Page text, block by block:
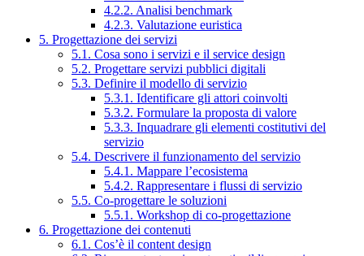
4.2.2. Analisi benchmark
4.2.3. Valutazione euristica
5. Progettazione dei servizi
5.1. Cosa sono i servizi e il service design
5.2. Progettare servizi pubblici digitali
5.3. Definire il modello di servizio
5.3.1. Identificare gli attori coinvolti
5.3.2. Formulare la proposta di valore
5.3.3. Inquadrare gli elementi costitutivi del
servizio
5.4. Descrivere il funzionamento del servizio
5.4.1. Mappare l’ecosistema
5.4.2. Rappresentare i flussi di servizio
5.5. Co-progettare le soluzioni
5.5.1. Workshop di co-progettazione
6. Progettazione dei contenuti
6.1. Cos’è il content design